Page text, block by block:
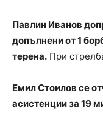
Павлин Иванов
допълнени от 1
терена. При
Емил Стоилов се
асистенции за 19